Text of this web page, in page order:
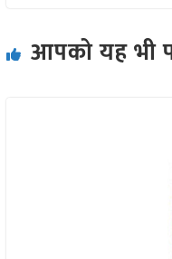
आपको यह भी